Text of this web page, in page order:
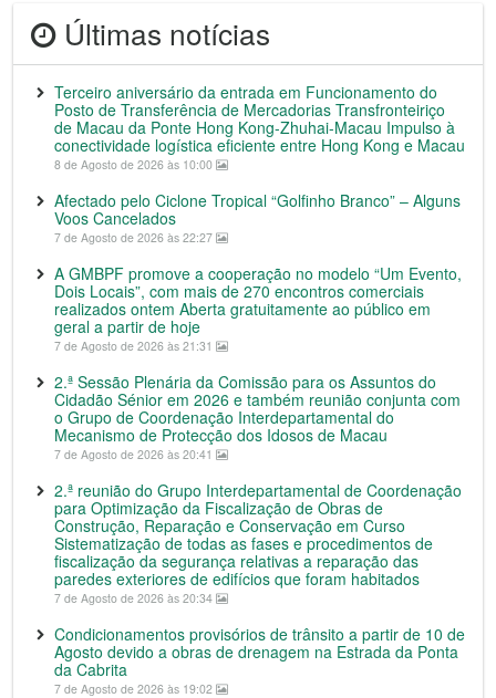
Últimas notícias
Terceiro aniversário da entrada em Funcionamento do
Posto de Transferência de Mercadorias Transfronteiriço
de Macau da Ponte Hong Kong-Zhuhai-Macau Impulso à
conectividade logística eficiente entre Hong Kong e Macau
8 de Agosto de 2026 às 10:00
Afectado pelo Ciclone Tropical “Golfinho Branco” – Alguns
Voos Cancelados
7 de Agosto de 2026 às 22:27
A GMBPF promove a cooperação no modelo “Um Evento,
Dois Locais”, com mais de 270 encontros comerciais
realizados ontem Aberta gratuitamente ao público em
geral a partir de hoje
7 de Agosto de 2026 às 21:31
2.ª Sessão Plenária da Comissão para os Assuntos do
Cidadão Sénior em 2026 e também reunião conjunta com
o Grupo de Coordenação Interdepartamental do
Mecanismo de Protecção dos Idosos de Macau
7 de Agosto de 2026 às 20:41
2.ª reunião do Grupo Interdepartamental de Coordenação
para Optimização da Fiscalização de Obras de
Construção, Reparação e Conservação em Curso
Sistematização de todas as fases e procedimentos de
fiscalização da segurança relativas a reparação das
paredes exteriores de edifícios que foram habitados
7 de Agosto de 2026 às 20:34
Condicionamentos provisórios de trânsito a partir de 10 de
Agosto devido a obras de drenagem na Estrada da Ponta
da Cabrita
7 de Agosto de 2026 às 19:02